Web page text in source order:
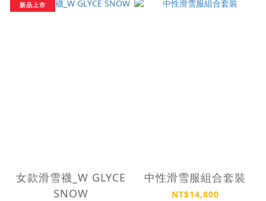
新品上市
女款滑雪襪_W GLYCE
SNOW
中性滑雪服組合套裝
NT$14,800